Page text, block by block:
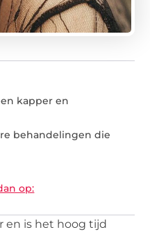
kapper en
behandelingen die
op:
en is het hoog tijd